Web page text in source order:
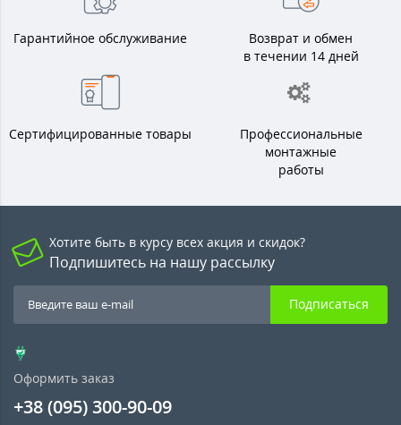
Гарантийное обслуживание
Возврат и обмен
в течении 14 дней
Сертифицированные товары
Профессиональные
монтажные
работы
Хотите быть в курсу всех акция и скидок?
Подпишитесь на нашу рассылку
Подписаться
Оформить заказ
+38 (095) 300-90-09